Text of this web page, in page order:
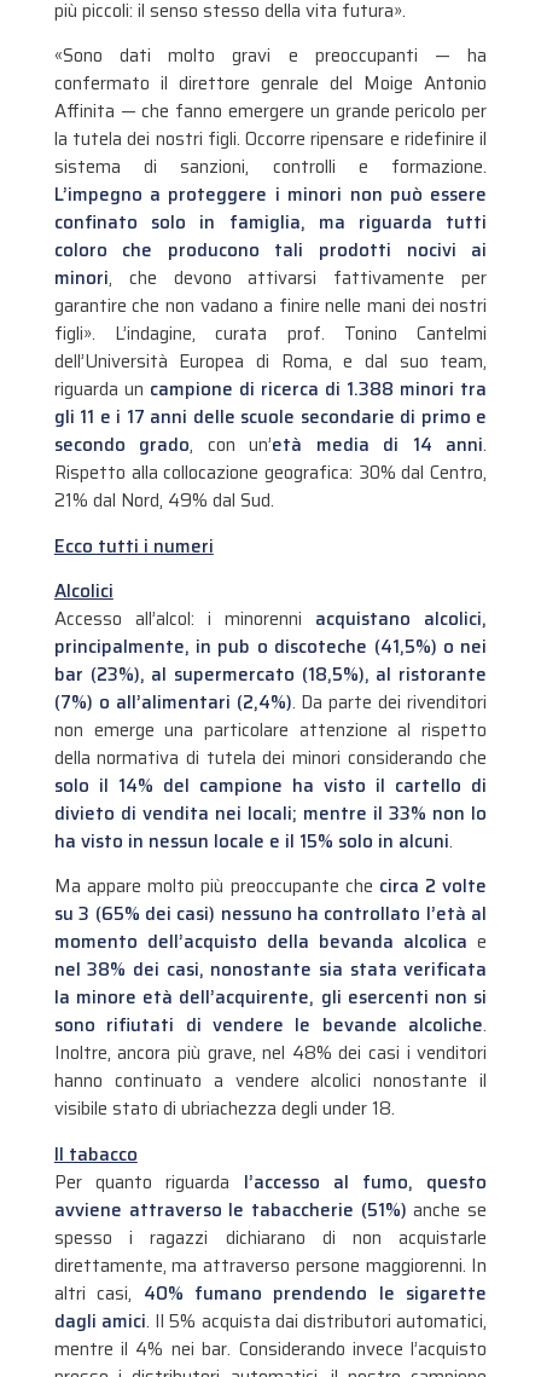
più piccoli: il senso stesso della vita futura».
«Sono dati molto gravi e preoccupanti — ha
confermato il direttore genrale del Moige Antonio
Affinita — che fanno emergere un grande pericolo per
la tutela dei nostri figli. Occorre ripensare e ridefinire il
sistema di sanzioni, controlli e formazione.
L’impegno a proteggere i minori non può essere
confinato solo in famiglia, ma riguarda tutti
coloro che producono tali prodotti nocivi ai
minori, che devono attivarsi fattivamente per
garantire che non vadano a finire nelle mani dei nostri
figli». L’indagine, curata prof. Tonino Cantelmi
dell’Università Europea di Roma, e dal suo team,
riguarda un campione di ricerca di 1.388 minori tra
gli 11 e i 17 anni delle scuole secondarie di primo e
secondo grado, con un’età media di 14 anni.
Rispetto alla collocazione geografica: 30% dal Centro,
21% dal Nord, 49% dal Sud.
Ecco tutti i numeri
Alcolici
Accesso all’alcol: i minorenni acquistano alcolici,
principalmente, in pub o discoteche (41,5%) o nei
bar (23%), al supermercato (18,5%), al ristorante
(7%) o all’alimentari (2,4%). Da parte dei rivenditori
non emerge una particolare attenzione al rispetto
della normativa di tutela dei minori considerando che
solo il 14% del campione ha visto il cartello di
divieto di vendita nei locali; mentre il 33% non lo
ha visto in nessun locale e il 15% solo in alcuni.
Ma appare molto più preoccupante che circa 2 volte
su 3 (65% dei casi) nessuno ha controllato l’età al
momento dell’acquisto della bevanda alcolica e
nel 38% dei casi, nonostante sia stata verificata
la minore età dell’acquirente, gli esercenti non si
sono rifiutati di vendere le bevande alcoliche.
Inoltre, ancora più grave, nel 48% dei casi i venditori
hanno continuato a vendere alcolici nonostante il
visibile stato di ubriachezza degli under 18.
Il tabacco
Per quanto riguarda l’accesso al fumo, questo
avviene attraverso le tabaccherie (51%) anche se
spesso i ragazzi dichiarano di non acquistarle
direttamente, ma attraverso persone maggiorenni. In
altri casi, 40% fumano prendendo le sigarette
dagli amici. Il 5% acquista dai distributori automatici,
mentre il 4% nei bar. Considerando invece l’acquisto